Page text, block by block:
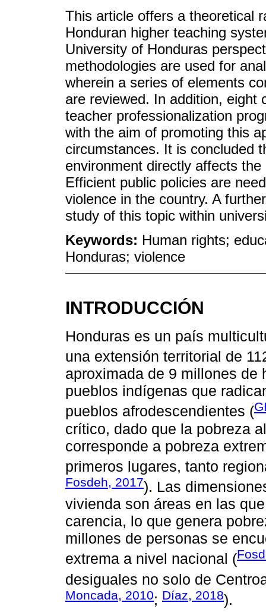
This article offers a theoretical
Honduran higher teaching
University of Honduras
methodologies are used for
wherein a series of elements
are reviewed. In addition, eight
teacher professionalization
with the aim of promoting this
circumstances. It is concluded
environment directly affects
Efficient public policies are
violence in the country. A
study of this topic within
Keywords: Human rights;
Honduras; violence
INTRODUCCIÓN
Honduras es un país
una extensión territorial de
aproximada de 9 millones de
pueblos indígenas que
pueblos afrodescendientes (
crítico, dado que la pobreza
corresponde a pobreza
primeros lugares, tanto
Fosdeh, 2017). Las
vivienda son áreas en las
carencia, lo que genera
millones de personas se
extrema a nivel nacional (
desiguales no solo de
Moncada, 2010; Díaz, 2018).